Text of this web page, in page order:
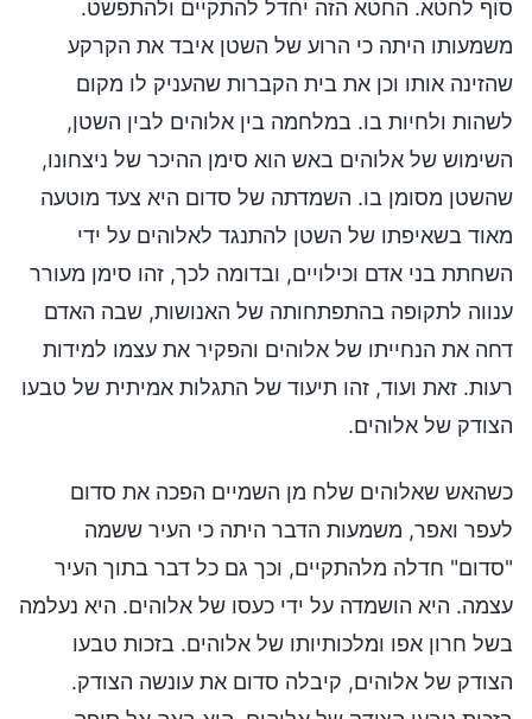
סוף לחטא. החטא הזה יחדל להתקיים ולהתפשט.
משמעותו היתה כי הרוע של השטן איבד את הקרקע
שהזינה אותו וכן את בית הקברות שהעניק לו מקום
לשהות ולחיות בו. במלחמה בין אלוהים לבין השטן,
השימוש של אלוהים באש הוא סימן ההיכר של ניצחונו,
שהשטן מסומן בו. השמדתה של סדום היא צעד מוטעה
מאוד בשאיפתו של השטן להתנגד לאלוהים על ידי
השחתת בני אדם וכילויים, ובדומה לכך, זהו סימן מעורר
ענווה לתקופה בהתפתחותה של האנושות, שבה האדם
דחה את הנחייתו של אלוהים והפקיר את עצמו למידות
רעות. זאת ועוד, זהו תיעוד של התגלות אמיתית של טבעו
הצודק של אלוהים.
כשהאש שאלוהים שלח מן השמיים הפכה את סדום
לעפר ואפר, משמעות הדבר היתה כי העיר ששמה
"סדום" חדלה מלהתקיים, וכך גם כל דבר בתוך העיר
עצמה. היא הושמדה על ידי כעסו של אלוהים. היא נעלמה
בשל חרון אפו ומלכותיותו של אלוהים. בזכות טבעו
הצודק של אלוהים, קיבלה סדום את עונשה הצודק.